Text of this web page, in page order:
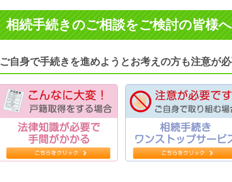
相続手続きのご相談をご検討の皆様へ
ご自身で手続きを進めようとお考えの方も注意が